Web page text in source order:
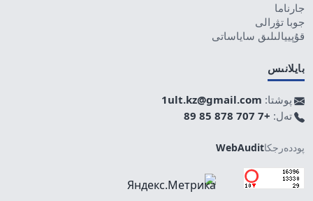
جارناما
جوبا تۋرالى
قۇپييالىلىق ساياساتى
بايلانىس
پوشتا: 1ult.kz@gmail.com
تەل: +7 707 878 85 89
پوددەرجكاWebAudit